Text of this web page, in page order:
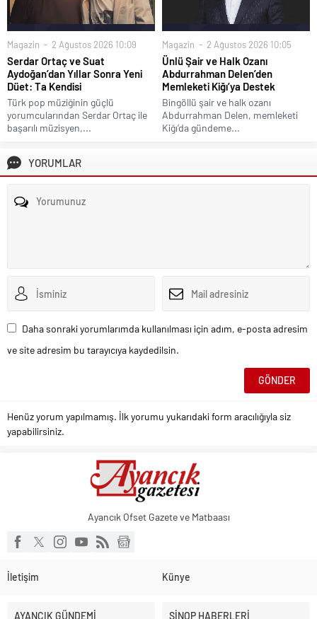
Magazin 2 Ağustos 2026 10:09
Serdar Ortaç ve Suat
Aydoğan’dan Yıllar Sonra Yeni
Düet: Ta Kendisi
Türk pop müziğinin güçlü
yorumcularından Serdar Ortaç ile
başarılı müzisyen,...
Magazin 2 Ağustos 2026 10:05
Ünlü Şair ve Halk Ozanı
Abdurrahman Delen’den
Memleketi Kiğı’ya Destek
Bingöllü şair ve halk ozanı
Abdurrahman Delen, memleketi
Kiğı’da gündeme...
YORUMLAR
Daha sonraki yorumlarımda kullanılması için adım, e-posta adresim
ve site adresim bu tarayıcıya kaydedilsin.
Henüz yorum yapılmamış. İlk yorumu yukarıdaki form aracılığıyla siz
yapabilirsiniz.
Ayancık Ofset Gazete ve Matbaası
İletişim Künye
AYANCIK GÜNDEMİ SİNOP HABERLERİ